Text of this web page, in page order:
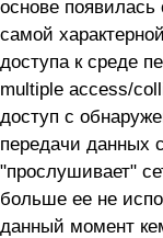
основе
самой
доступа к среде
multiple access/
доступ с
передачи данных
"прослушивает"
больше ее не
данный момент